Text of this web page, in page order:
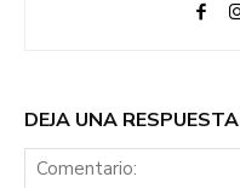
DEJA UNA RESPUESTA